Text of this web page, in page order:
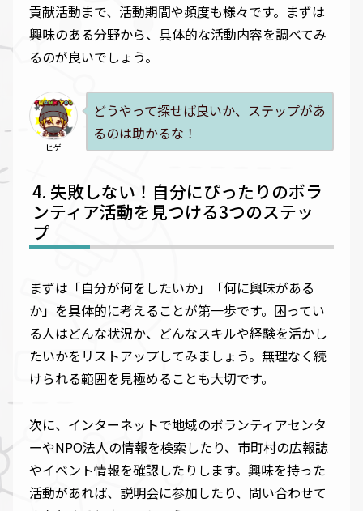
貢献活動まで、活動期間や頻度も様々です。まずは
興味のある分野から、具体的な活動内容を調べてみ
るのが良いでしょう。
ヒゲ
どうやって探せば良いか、ステップがあ
るのは助かるな！
失敗しない！自分にぴったりのボラ
ンティア活動を見つける3つのステッ
プ
まずは「自分が何をしたいか」「何に興味がある
か」を具体的に考えることが第一歩です。困ってい
る人はどんな状況か、どんなスキルや経験を活かし
たいかをリストアップしてみましょう。無理なく続
けられる範囲を見極めることも大切です。
次に、インターネットで地域のボランティアセンタ
ーやNPO法人の情報を検索したり、市町村の広報誌
やイベント情報を確認したりします。興味を持った
活動があれば、説明会に参加したり、問い合わせて